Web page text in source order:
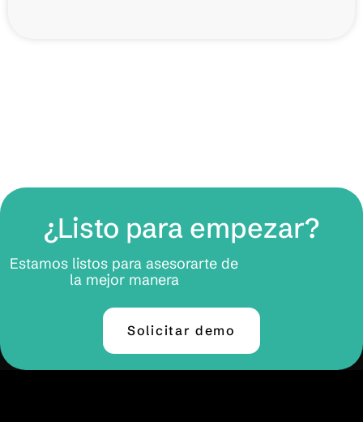
¿Listo para empezar?
Estamos listos para asesorarte de
la mejor manera
Solicitar demo